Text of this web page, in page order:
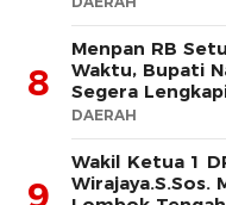
8
Menpan RB
Waktu, Bupati
Segera
DAERAH
9
Wakil Ketua 1
Wirajaya.S.Sos.